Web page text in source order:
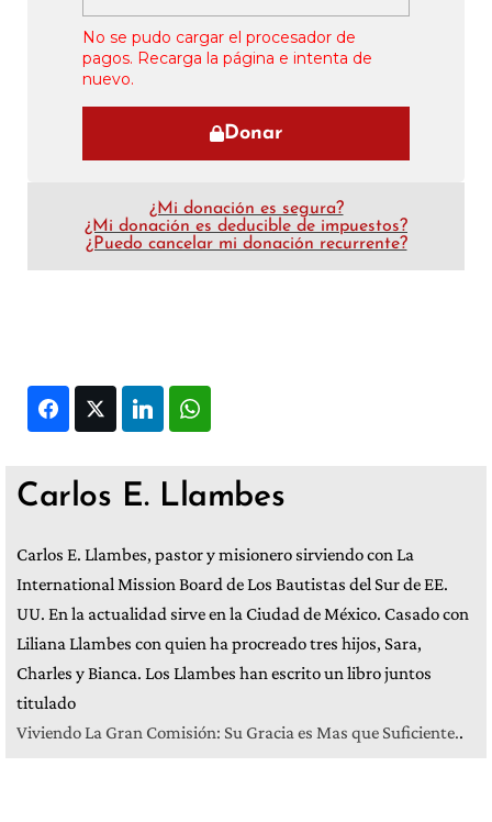
No se pudo cargar el procesador de
pagos. Recarga la página e intenta de
nuevo.
Donar
¿Mi donación es segura?
¿Mi donación es deducible de impuestos?
¿Puedo cancelar mi donación recurrente?
FacebookTwitter LinkedIn
Carlos E. Llambes
Carlos E. Llambes, pastor y misionero sirviendo con La
International Mission Board de Los Bautistas del Sur de EE.
UU. En la actualidad sirve en la Ciudad de México. Casado con
Liliana Llambes con quien ha procreado tres hijos, Sara,
Charles y Bianca. Los Llambes han escrito un libro juntos
titulado
Viviendo La Gran Comisión: Su Gracia es Mas que Suficiente..